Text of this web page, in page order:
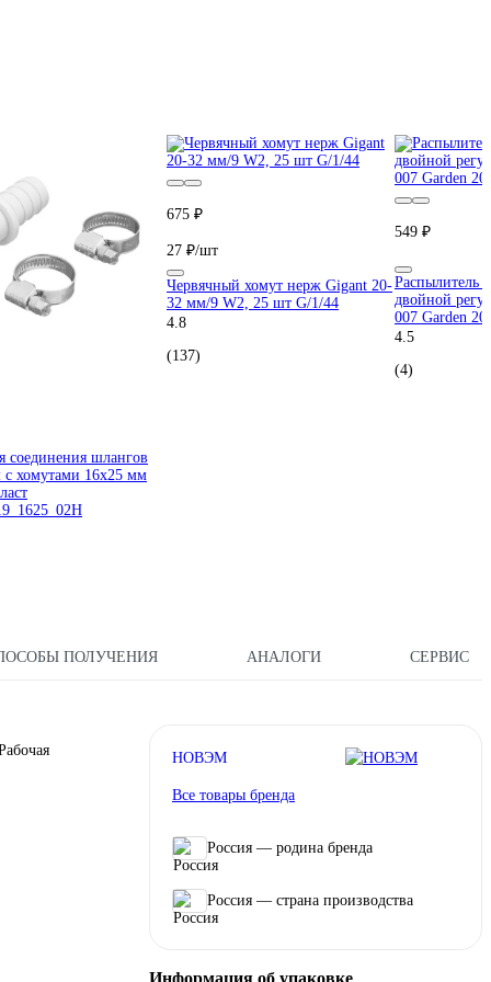
соединения шлангов
с хомутами 16х25 мм
675 ₽
27 ₽/шт
Червячный хомут нерж Gigant 20-
32 мм/9 W2, 25 шт G/1/44
4.8
(137)
549 ₽
Распылитель
двойной
007 Garden
4.5
(4)
ПОЛУЧЕНИЯ АНАЛОГИ СЕРВИС
НОВЭМ
Все товары бренда
Россия — родина бренда
Россия — страна производства